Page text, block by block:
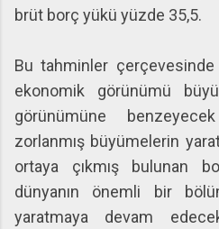
brüt borç yükü yüzde 35,5.
Bu tahminler çerçevesinde
ekonomik görünümü
görünümüne
zorlanmış büyümelerin
ortaya çıkmış bulunan
dünyanın önemli bir
yaratmaya devam